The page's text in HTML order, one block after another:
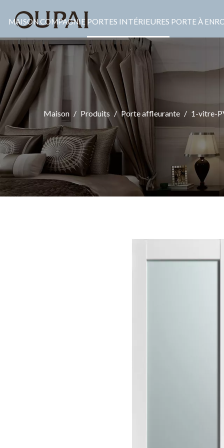
MAISON COMPAGNIE PORTES INTÉRIEURES PORTE À
Maison / Produits / Porte affleurante / 1-vitre-